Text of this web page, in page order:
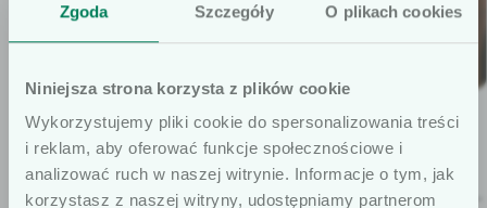
Zgoda Szczegóły O plikach cookies
Niniejsza strona korzysta z plików cookie
Wykorzystujemy pliki cookie do spersonalizowania treści
i reklam, aby oferować funkcje społecznościowe i
analizować ruch w naszej witrynie. Informacje o tym, jak
korzystasz z naszej witryny, udostępniamy partnerom
Sor­baView® Shield
Dress­ings
Sor­baView® Shield is a
high­ly per­me­able, trans­
nosowo-żołąd­kowe
Noso­gas­tric
Opa­trunek zabez­piecza­